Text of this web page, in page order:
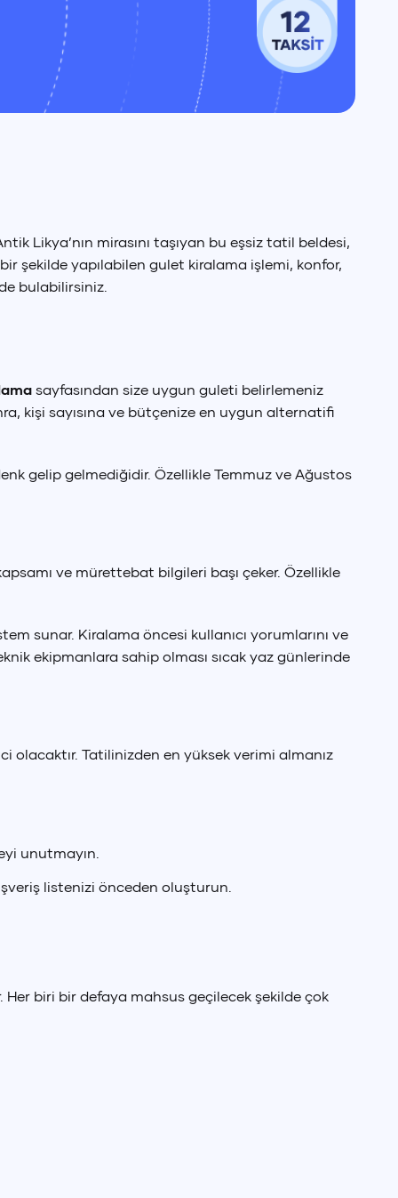
Likya’nın mirasını taşıyan bu eşsiz tatil beldesi,
şekilde yapılabilen gulet kiralama işlemi, konfor,
bulabilirsiniz.
sayfasından size uygun guleti belirlemeniz
kişi sayısına ve bütçenize en uygun alternatifi
gelip gelmediğidir. Özellikle Temmuz ve Ağustos
ve mürettebat bilgileri başı çeker. Özellikle
sunar. Kiralama öncesi kullanıcı yorumlarını ve
ekipmanlara sahip olması sıcak yaz günlerinde
Tatilinizden en yüksek verimi almanız
unutmayın.
listenizi önceden oluşturun.
biri bir defaya mahsus geçilecek şekilde çok